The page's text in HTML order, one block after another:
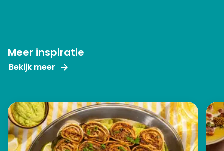
Meer inspiratie
Bekijk meer